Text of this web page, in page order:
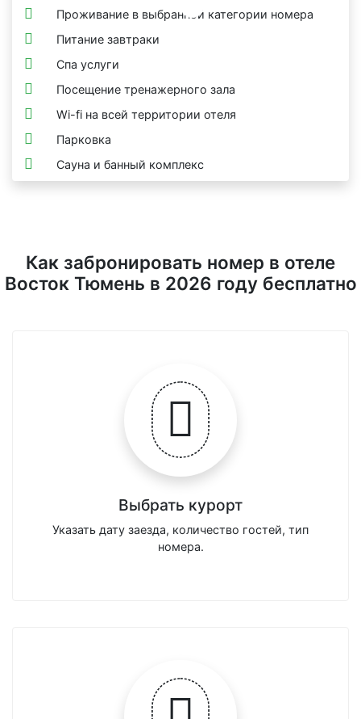
Проживание в выбранной категории номера
Питание завтраки
Спа услуги
Посещение тренажерного зала
Wi-fi на всей территории отеля
Парковка
Сауна и банный комплекс
Как забронировать номер в отеле
Восток Тюмень в 2026 году бесплатно
Выбрать курорт
Указать дату заезда, количество гостей, тип
номера.